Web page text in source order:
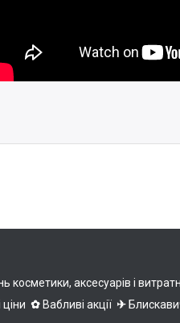
аксесуарів і
✿Вабливі акції ✈